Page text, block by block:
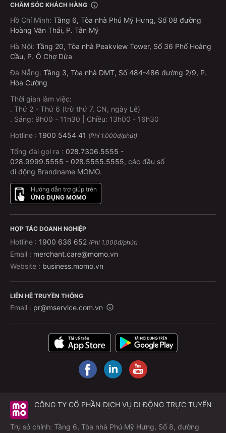
CHĂM SÓC KHÁCH HÀNG
Hồ Chí Minh: Tầng 6, Tòa nhà Phú Mỹ Hưng, Số 08 đường
Hoàng Văn Thái, P. Tân Mỹ
Hà Nội: Tầng 20, Tòa nhà Peakview Tower, Số 36 Phố Hoàng
Cầu, P. Ô Chợ Dừa
Đà Nẵng: Tầng 3, Tòa nhà DMT, Số 484-486 đường 2/9, P.
Hòa Cường
Thời gian làm việc:
. Thứ 2 - Thứ 6 (trừ thứ 7, CN, ngày Lễ)
. Sáng: 9h00 - 11h30 | Chiều: 13h00 - 16h30
Hotline : 1900 5454 41 (Phí 1.000đ/phút)
Tổng đài gọi ra : 028.7306.5555 -
028.9999.5555 - 028.5555.5555, các đầu số
di động Brandname MOMO.
Hướng dẫn trợ giúp trên
ỨNG DỤNG MOMO
HỢP TÁC DOANH NGHIỆP
Hotline : 1900 636 652 (Phí 1.000đ/phút)
Email : merchant.care@momo.vn
Website : business.momo.vn
LIÊN HỆ TRUYỀN THÔNG
Email : pr@mservice.com.vn
CÔNG TY CỔ PHẦN DỊCH VỤ DI ĐỘNG TRỰC TUYẾN
Trụ sở chính: Tầng 6, Tòa nhà Phú Mỹ Hưng, Số 8, đường